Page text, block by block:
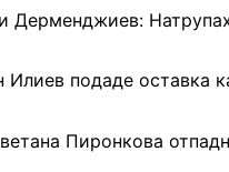
Дерменджиев:
Илиев подаде оставка
Пиронкова